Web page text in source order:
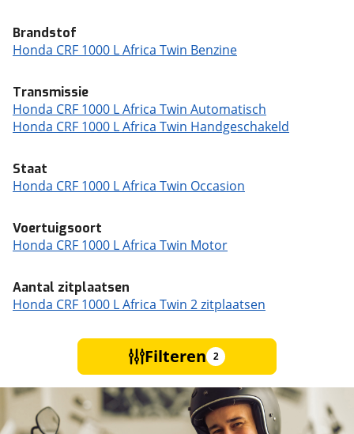
Brandstof
Honda CRF 1000 L Africa Twin Benzine
Transmissie
Honda CRF 1000 L Africa Twin Automatisch
Honda CRF 1000 L Africa Twin Handgeschakeld
Staat
Honda CRF 1000 L Africa Twin Occasion
Voertuigsoort
Honda CRF 1000 L Africa Twin Motor
Aantal zitplaatsen
Honda CRF 1000 L Africa Twin 2 zitplaatsen
Filteren 2